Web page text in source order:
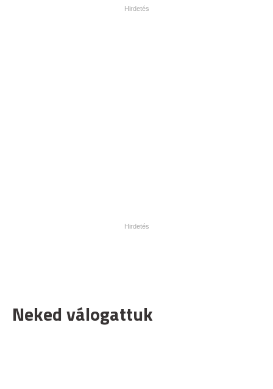
Neked válogattuk